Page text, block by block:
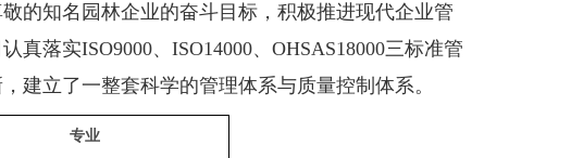
知名园林企业的奋斗目标，积极推进现代企业管
落实ISO9000、ISO14000、OHSAS18000三标准管
建立了一整套科学的管理体系与质量控制体系。
专业